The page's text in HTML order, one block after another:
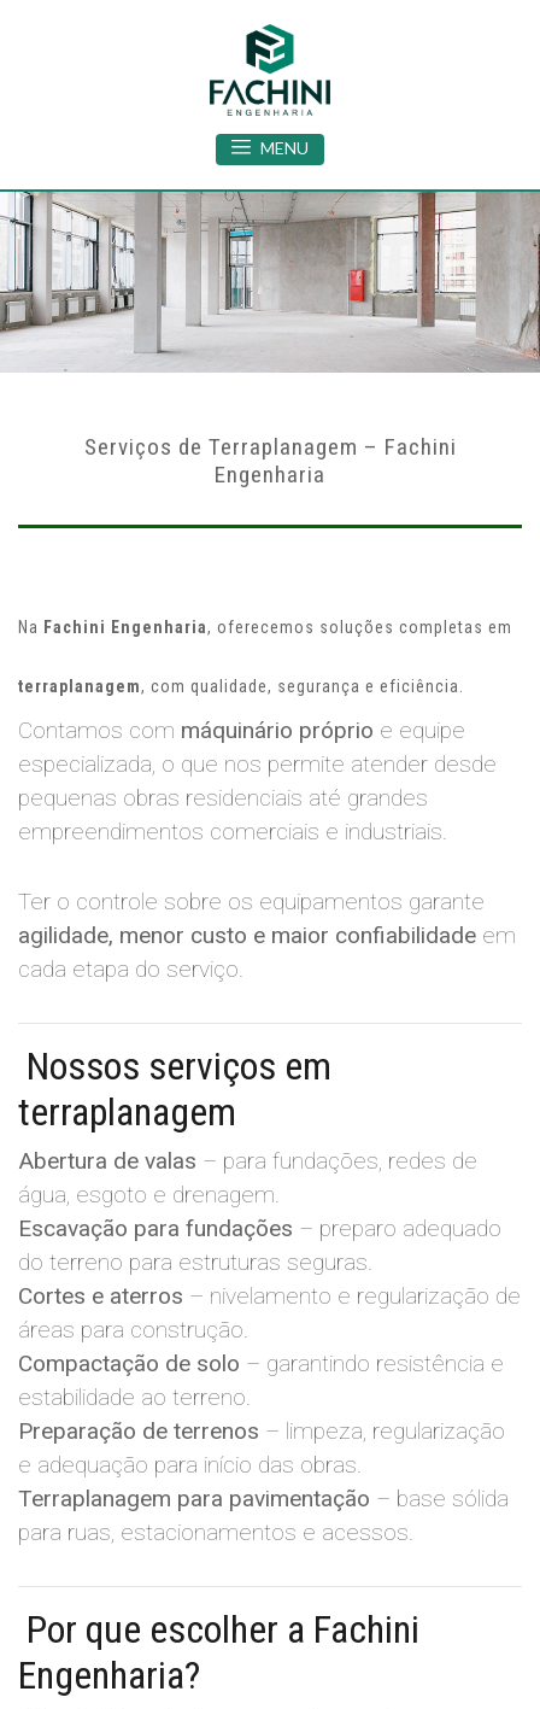
MENU
Serviços de Terraplanagem – Fachini
Engenharia
Na Fachini Engenharia, oferecemos soluções completas em
terraplanagem, com qualidade, segurança e eficiência.
Contamos com máquinário próprio e equipe
especializada, o que nos permite atender desde
pequenas obras residenciais até grandes
empreendimentos comerciais e industriais.
Ter o controle sobre os equipamentos garante
agilidade, menor custo e maior confiabilidade em
cada etapa do serviço.
Nossos serviços em
terraplanagem
Abertura de valas – para fundações, redes de
água, esgoto e drenagem.
Escavação para fundações – preparo adequado
do terreno para estruturas seguras.
Cortes e aterros – nivelamento e regularização de
áreas para construção.
Compactação de solo – garantindo resistência e
estabilidade ao terreno.
Preparação de terrenos – limpeza, regularização
e adequação para início das obras.
Terraplanagem para pavimentação – base sólida
para ruas, estacionamentos e acessos.
Por que escolher a Fachini
Engenharia?